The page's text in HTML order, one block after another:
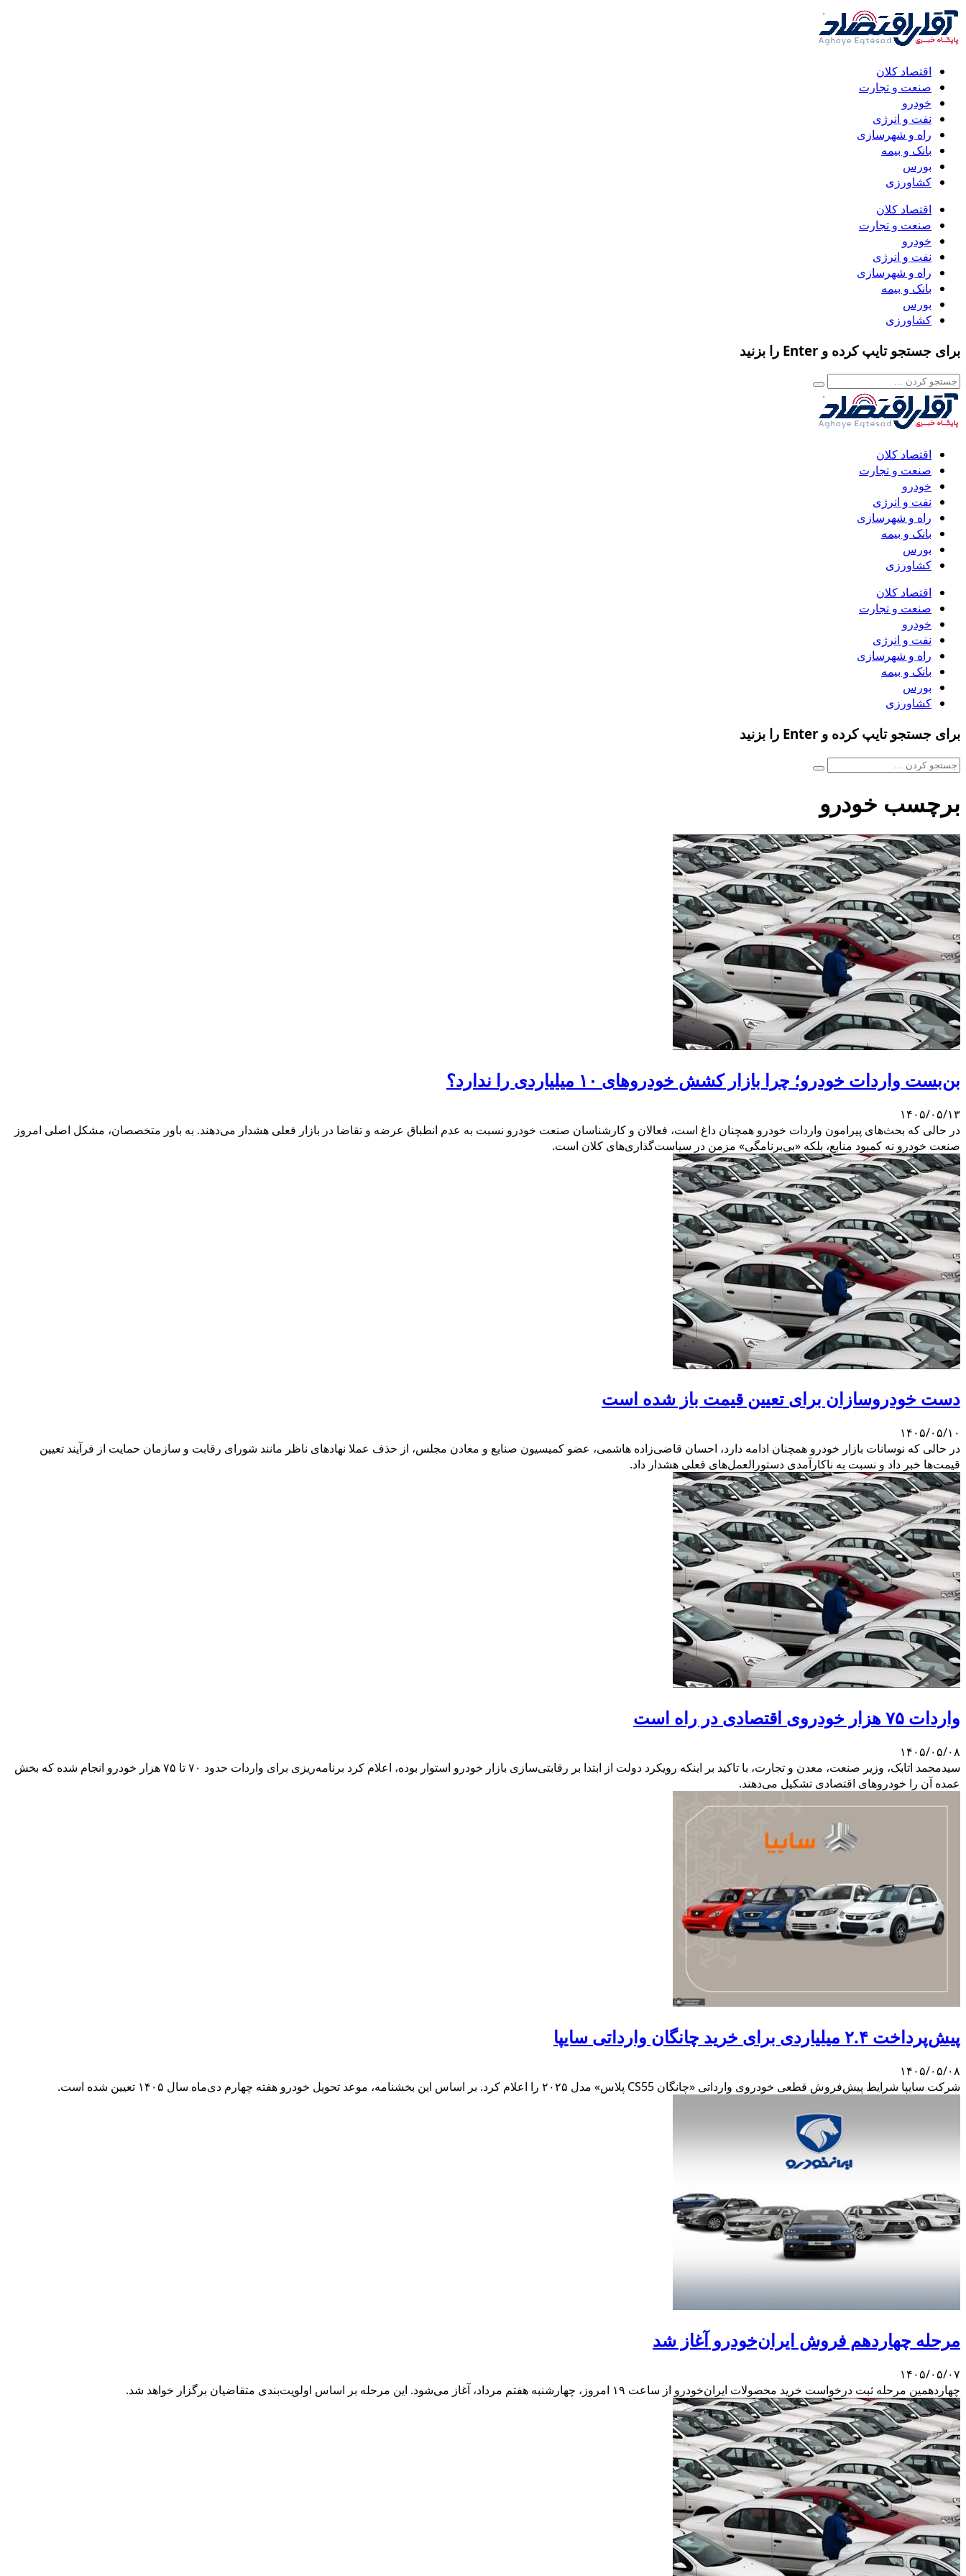
اقتصاد کلان
صنعت و تجارت
خودرو
نفت و انرژی
راه و شهرسازی
بانک و بیمه
بورس
کشاورزی
اقتصاد کلان
صنعت و تجارت
خودرو
نفت و انرژی
راه و شهرسازی
بانک و بیمه
بورس
کشاورزی
برای جستجو تایپ کرده و Enter را بزنید
اقتصاد کلان
صنعت و تجارت
خودرو
نفت و انرژی
راه و شهرسازی
بانک و بیمه
بورس
کشاورزی
اقتصاد کلان
صنعت و تجارت
خودرو
نفت و انرژی
راه و شهرسازی
بانک و بیمه
بورس
کشاورزی
برای جستجو تایپ کرده و Enter را بزنید
برچسب خودرو
بن‌بست واردات خودرو؛ چرا بازار کشش خودروهای ۱۰ میلیاردی را ندارد؟
۱۴۰۵/۰۵/۱۳
در حالی که بحث‌های پیرامون واردات خودرو همچنان داغ است، فعالان و کارشناسان صنعت خودرو نسبت به عدم انطباق عرضه و تقاضا در بازار فعلی هشدار می‌دهند. به باور متخصصان، مشکل اصلی امروز
صنعت خودرو نه کمبود منابع، بلکه «بی‌برنامگی» مزمن در سیاست‌گذاری‌های کلان است.
دست خودروسازان برای تعیین قیمت باز شده است
۱۴۰۵/۰۵/۱۰
در حالی که نوسانات بازار خودرو همچنان ادامه دارد، احسان قاضی‌زاده هاشمی، عضو کمیسیون صنایع و معادن مجلس، از حذف عملا نهادهای ناظر مانند شورای رقابت و سازمان حمایت از فرآیند تعیین
قیمت‌ها خبر داد و نسبت به ناکارآمدی دستورالعمل‌های فعلی هشدار داد.
واردات ۷۵ هزار خودروی اقتصادی در راه است
۱۴۰۵/۰۵/۰۸
سیدمحمد اتابک، وزیر صنعت، معدن و تجارت، با تاکید بر اینکه رویکرد دولت از ابتدا بر رقابتی‌سازی بازار خودرو استوار بوده، اعلام کرد برنامه‌ریزی برای واردات حدود ۷۰ تا ۷۵ هزار خودرو انجام شده که بخش
عمده آن را خودروهای اقتصادی تشکیل می‌دهند.
پیش‌پرداخت ۲.۴ میلیاردی برای خرید چانگان وارداتی سایپا
۱۴۰۵/۰۵/۰۸
شرکت سایپا شرایط پیش‌فروش قطعی خودروی وارداتی «چانگان CS55 پلاس» مدل ۲۰۲۵ را اعلام کرد. بر اساس این بخشنامه، موعد تحویل خودرو هفته چهارم دی‌ماه سال ۱۴۰۵ تعیین شده است.
مرحله چهاردهم فروش ایران‌خودرو آغاز شد
۱۴۰۵/۰۵/۰۷
چهاردهمین مرحله ثبت درخواست خرید محصولات ایران‌خودرو از ساعت ۱۹ امروز، چهارشنبه هفتم مرداد، آغاز می‌شود. این مرحله بر اساس اولویت‌بندی متقاضیان برگزار خواهد شد.